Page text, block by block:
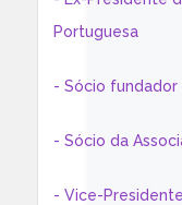
Portuguesa
- Sócio fundador
- Sócio da
- Vice-